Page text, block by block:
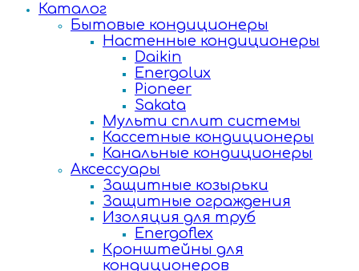
Каталог
Бытовые кондиционеры
Настенные кондиционеры
Daikin
Energolux
Pioneer
Sakata
Мульти сплит системы
Кассетные кондиционеры
Канальные кондиционеры
Аксессуары
Защитные козырьки
Защитные ограждения
Изоляция для труб
Energoflex
Кронштейны для
кондиционеров